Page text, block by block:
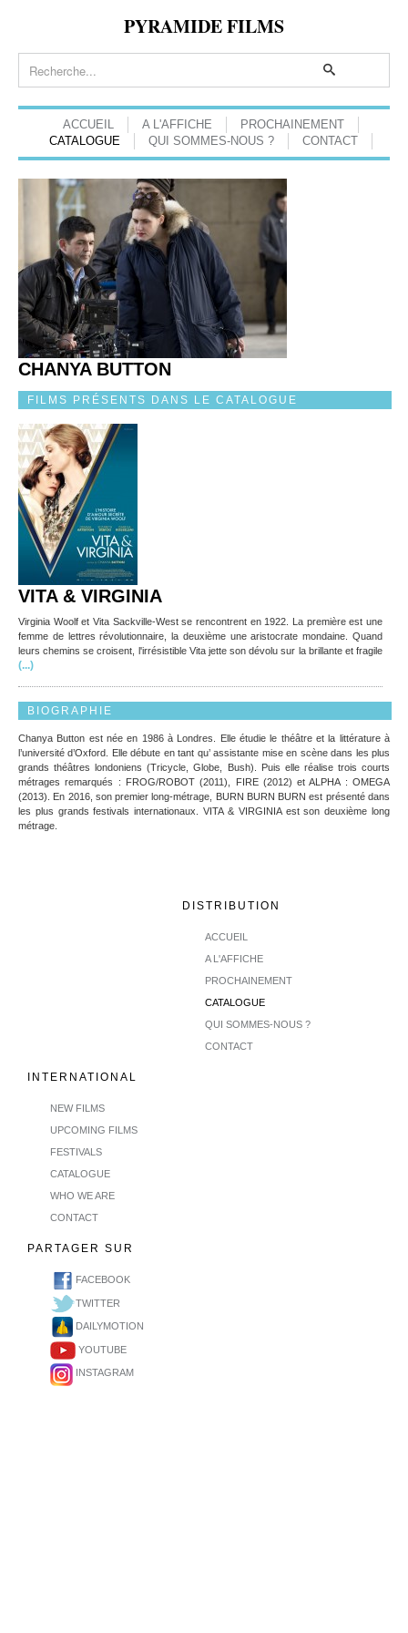
PYRAMIDE FILMS
ACCUEIL A L'AFFICHE
PROCHAINEMENT
CATALOGUE
QUI SOMMES-NOUS ? CONTACT
CHANYA BUTTON
FILMS PRÉSENTS DANS LE CATALOGUE
VITA & VIRGINIA
Virginia Woolf et Vita Sackville-West se rencontrent en 1922. La première est une
femme de lettres révolutionnaire, la deuxième une aristocrate mondaine. Quand
leurs chemins se croisent, l'irrésistible Vita jette son dévolu sur la brillante et fragile
(...)
BIOGRAPHIE
Chanya Button est née en 1986 à Londres. Elle étudie le théâtre et la littérature à
l’université d’Oxford. Elle débute en tant qu’ assistante mise en scène dans les plus
grands théâtres londoniens (Tricycle, Globe, Bush). Puis elle réalise trois courts
métrages remarqués : FROG/ROBOT (2011), FIRE (2012) et ALPHA : OMEGA
(2013). En 2016, son premier long-métrage, BURN BURN BURN est présenté dans
les plus grands festivals internationaux. VITA & VIRGINIA est son deuxième long
métrage.
DISTRIBUTION
ACCUEIL
A L'AFFICHE
PROCHAINEMENT
CATALOGUE
QUI SOMMES-NOUS ?
CONTACT
INTERNATIONAL
NEW FILMS
UPCOMING FILMS
FESTIVALS
CATALOGUE
WHO WE ARE
CONTACT
PARTAGER SUR
FACEBOOK
TWITTER
DAILYMOTION
YOUTUBE
INSTAGRAM